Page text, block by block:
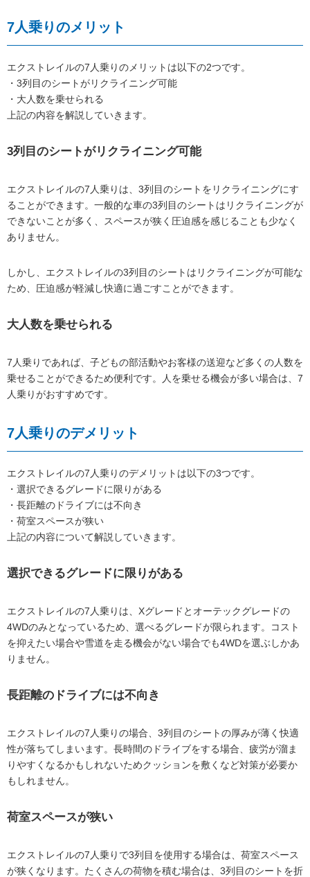
7人乗りのメリット
エクストレイルの7人乗りのメリットは以下の2つです。
・3列目のシートがリクライニング可能
・大人数を乗せられる
上記の内容を解説していきます。
3列目のシートがリクライニング可能
エクストレイルの7人乗りは、3列目のシートをリクライニングにす
ることができます。一般的な車の3列目のシートはリクライニングが
できないことが多く、スペースが狭く圧迫感を感じることも少なく
ありません。
しかし、エクストレイルの3列目のシートはリクライニングが可能な
ため、圧迫感が軽減し快適に過ごすことができます。
大人数を乗せられる
7人乗りであれば、子どもの部活動やお客様の送迎など多くの人数を
乗せることができるため便利です。人を乗せる機会が多い場合は、7
人乗りがおすすめです。
7人乗りのデメリット
エクストレイルの7人乗りのデメリットは以下の3つです。
・選択できるグレードに限りがある
・長距離のドライブには不向き
・荷室スペースが狭い
上記の内容について解説していきます。
選択できるグレードに限りがある
エクストレイルの7人乗りは、Xグレードとオーテックグレードの
4WDのみとなっているため、選べるグレードが限られます。コスト
を抑えたい場合や雪道を走る機会がない場合でも4WDを選ぶしかあ
りません。
長距離のドライブには不向き
エクストレイルの7人乗りの場合、3列目のシートの厚みが薄く快適
性が落ちてしまいます。長時間のドライブをする場合、疲労が溜ま
りやすくなるかもしれないためクッションを敷くなど対策が必要か
もしれません。
荷室スペースが狭い
エクストレイルの7人乗りで3列目を使用する場合は、荷室スペース
が狭くなります。たくさんの荷物を積む場合は、3列目のシートを折